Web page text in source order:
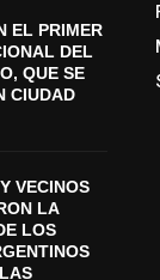
EL PRIMER
DEL
QUE SE
CIUDAD
VECINOS
LA
LOS